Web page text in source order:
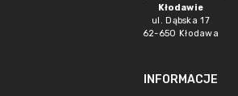
Kłodawie
ul. Dąbska 17
62-650 Kłodawa
INFORMACJE